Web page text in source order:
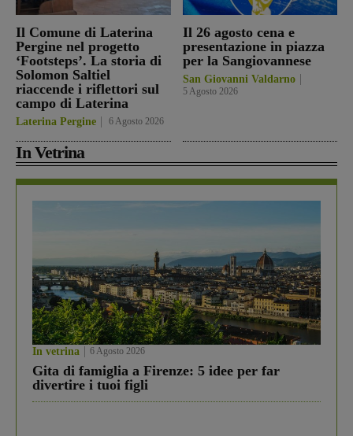
Il Comune di Laterina
Pergine nel progetto
‘Footsteps’. La storia di
Solomon Saltiel
riaccende i riflettori sul
campo di Laterina
Laterina Pergine 6 Agosto 2026
Il 26 agosto cena e
presentazione in piazza
per la Sangiovannese
San Giovanni Valdarno
5 Agosto 2026
In Vetrina
In vetrina 6 Agosto 2026
Gita di famiglia a Firenze: 5 idee per far
divertire i tuoi figli